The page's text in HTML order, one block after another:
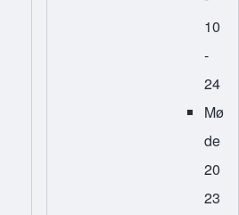
10
-
24
Mø
de
20
23